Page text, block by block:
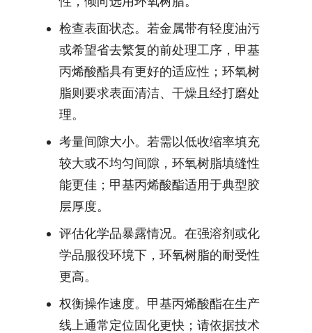
检查表面状态。若金属带有轻度油污
或希望省去繁复的前处理工序，甲基
丙烯酸酯具有更好的适应性；环氧树
脂则要求表面清洁、干燥且经打磨处
理。
考量间隙大小。若需以低收缩率填充
较大或不均匀间隙，环氧树脂填缝性
能更佳；甲基丙烯酸酯适用于典型胶
层厚度。
评估化学品暴露情况。在强溶剂或化
学品服役环境下，环氧树脂的耐受性
更高。
权衡操作速度。甲基丙烯酸酯在生产
线上通常定位固化更快；请依据技术